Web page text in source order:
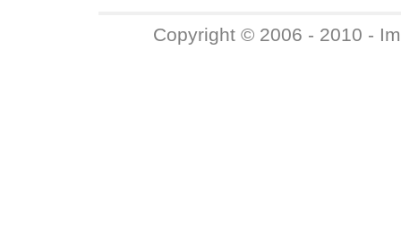
Copyright © 2006 - 2010 -